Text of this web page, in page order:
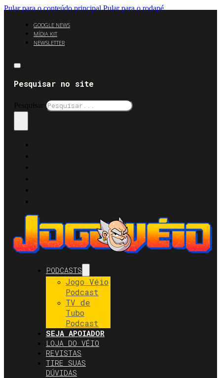
Pular para o conteúdo principal Pular para o rodapé
GOOGLE NEWS
MÍDIA KIT
NEWSLETTER
Pesquisar no site
Pesquisar
PODCASTS
Jogo Véio
Podcast
TV de
Tubo
Podcast
SEJA APOIADOR
LOJA DO VÉIO
REVISTAS
TIRE SUAS
DÚVIDAS